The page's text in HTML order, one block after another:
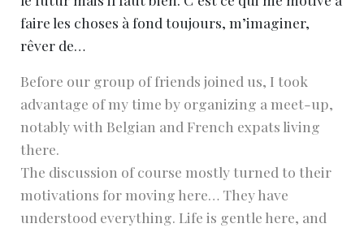
faire les choses à fond toujours, m’imaginer,
rêver de…
Before our group of friends joined us, I took
advantage of my time by organizing a meet-up,
notably with Belgian and French expats living
there.
The discussion of course mostly turned to their
motivations for moving here… They have
understood everything. Life is gentle here, and